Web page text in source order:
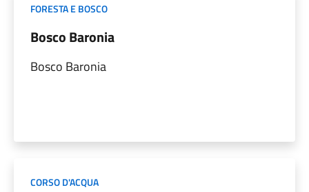
FORESTA E BOSCO
Bosco Baronia
Bosco Baronia
CORSO D'ACQUA